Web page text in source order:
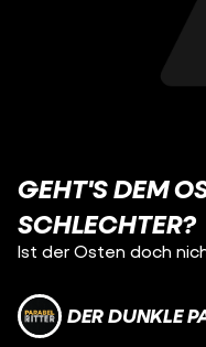
GEHT'S DEM
SCHLECHTER?
Ist der Osten doch
DER DUNKLE